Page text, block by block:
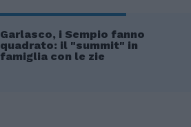
Garlasco, i Sempio fanno
quadrato: il "summit" in
famiglia con le zie